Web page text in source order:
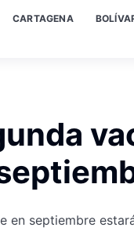
CARTAGENA
en septiembre